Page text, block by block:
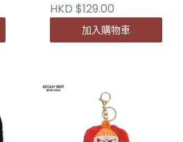
HKD $129.00
加入購物車